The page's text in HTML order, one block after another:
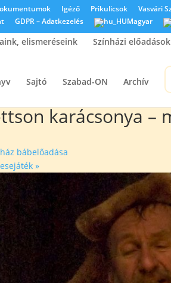
Igéző Prikulicsok Vasvári
GDPR – Adatkezelés Magyar
elismeréseink Színházi
Sajtó Szabad-ON Archív
karácsonya –
bábelőadása
»